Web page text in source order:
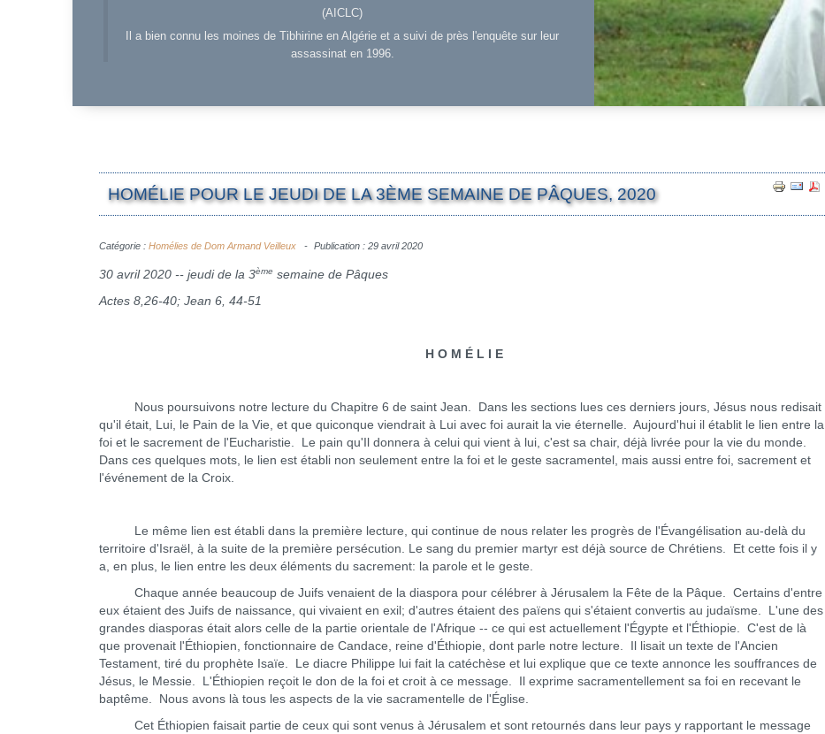
(AICLC)
Il a bien connu les moines de Tibhirine en Algérie et a suivi de près l'enquête sur leur
assassinat en 1996.
HOMÉLIE POUR LE JEUDI DE LA 3ÈME SEMAINE DE PÂQUES, 2020
Catégorie : Homélies de Dom Armand Veilleux Publication : 29 avril 2020
30 avril 2020 -- jeudi de la 3ème semaine de Pâques
Actes 8,26-40; Jean 6, 44-51
H O M É L I E
Nous poursuivons notre lecture du Chapitre 6 de saint Jean. Dans les sections lues ces derniers jours, Jésus nous redisait
qu'il était, Lui, le Pain de la Vie, et que quiconque viendrait à Lui avec foi aurait la vie éternelle. Aujourd'hui il établit le lien entre la
foi et le sacrement de l'Eucharistie. Le pain qu'Il donnera à celui qui vient à lui, c'est sa chair, déjà livrée pour la vie du monde.
Dans ces quelques mots, le lien est établi non seulement entre la foi et le geste sacramentel, mais aussi entre foi, sacrement et
l'événement de la Croix.
Le même lien est établi dans la première lecture, qui continue de nous relater les progrès de l'Évangélisation au-delà du
territoire d'Israël, à la suite de la première persécution. Le sang du premier martyr est déjà source de Chrétiens. Et cette fois il y
a, en plus, le lien entre les deux éléments du sacrement: la parole et le geste.
Chaque année beaucoup de Juifs venaient de la diaspora pour célébrer à Jérusalem la Fête de la Pâque. Certains d'entre
eux étaient des Juifs de naissance, qui vivaient en exil; d'autres étaient des païens qui s'étaient convertis au judaïsme. L'une des
grandes diasporas était alors celle de la partie orientale de l'Afrique -- ce qui est actuellement l'Égypte et l'Éthiopie. C'est de là
que provenait l'Éthiopien, fonctionnaire de Candace, reine d'Éthiopie, dont parle notre lecture. Il lisait un texte de l'Ancien
Testament, tiré du prophète Isaïe. Le diacre Philippe lui fait la catéchèse et lui explique que ce texte annonce les souffrances de
Jésus, le Messie. L'Éthiopien reçoit le don de la foi et croit à ce message. Il exprime sacramentellement sa foi en recevant le
baptême. Nous avons là tous les aspects de la vie sacramentelle de l'Église.
Cet Éthiopien faisait partie de ceux qui sont venus à Jérusalem et sont retournés dans leur pays y rapportant le message